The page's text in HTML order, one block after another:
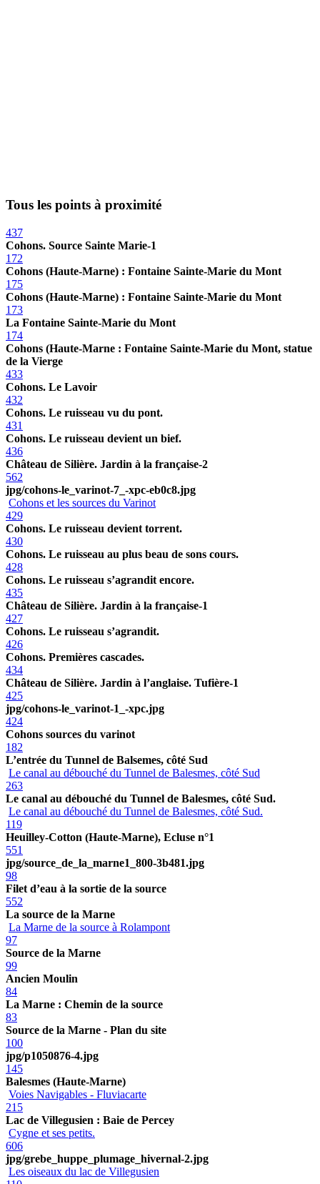
Tous les points à proximité
437
Cohons. Source Sainte Marie-1
172
Cohons (Haute-Marne) : Fontaine Sainte-Marie du Mont
175
Cohons (Haute-Marne) : Fontaine Sainte-Marie du Mont
173
La Fontaine Sainte-Marie du Mont
174
Cohons (Haute-Marne : Fontaine Sainte-Marie du Mont, statue
de la Vierge
433
Cohons. Le Lavoir
432
Cohons. Le ruisseau vu du pont.
431
Cohons. Le ruisseau devient un bief.
436
Château de Silière. Jardin à la française-2
562
jpg/cohons-le_varinot-7_-xpc-eb0c8.jpg
Cohons et les sources du Varinot
429
Cohons. Le ruisseau devient torrent.
430
Cohons. Le ruisseau au plus beau de sons cours.
428
Cohons. Le ruisseau s’agrandit encore.
435
Château de Silière. Jardin à la française-1
427
Cohons. Le ruisseau s’agrandit.
426
Cohons. Premières cascades.
434
Château de Silière. Jardin à l’anglaise. Tufière-1
425
jpg/cohons-le_varinot-1_-xpc.jpg
424
Cohons sources du varinot
182
L’entrée du Tunnel de Balsemes, côté Sud
Le canal au débouché du Tunnel de Balesmes, côté Sud
263
Le canal au débouché du Tunnel de Balesmes, côté Sud.
Le canal au débouché du Tunnel de Balesmes, côté Sud.
119
Heuilley-Cotton (Haute-Marne), Ecluse n°1
551
jpg/source_de_la_marne1_800-3b481.jpg
98
Filet d’eau à la sortie de la source
552
La source de la Marne
La Marne de la source à Rolampont
97
Source de la Marne
99
Ancien Moulin
84
La Marne : Chemin de la source
83
Source de la Marne - Plan du site
100
jpg/p1050876-4.jpg
145
Balesmes (Haute-Marne)
Voies Navigables - Fluviacarte
215
Lac de Villegusien : Baie de Percey
Cygne et ses petits.
606
jpg/grebe_huppe_plumage_hivernal-2.jpg
Les oiseaux du lac de Villegusien